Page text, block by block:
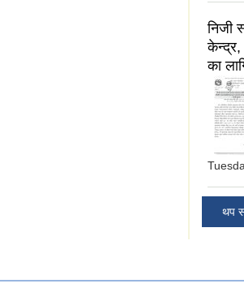
निजी
केन्द्र,
का
थप